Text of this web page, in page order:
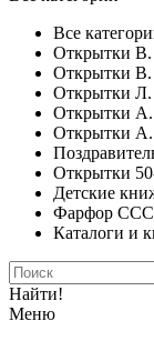
Все
Открытки В.
Открытки В.
Открытки
Открытки
Открытки А.
Открытки
Детские
Фарфор
Каталоги и
Найти!
Меню